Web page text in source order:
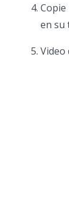
Copie
en su
Video